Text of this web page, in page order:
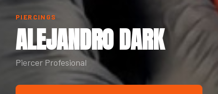
PIERCINGS
ALEJANDRO DARK
Piercer Profesional